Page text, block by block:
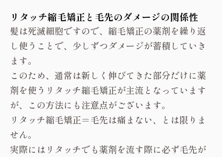
リタッチ縮毛矯正と毛先のダメージの関係性
髪は死滅細胞ですので、縮毛矯正の薬剤を繰り返
し使うことで、少しずつダメージが蓄積していき
ます。
このため、通常は新しく伸びてきた部分だけに薬
剤を使うリタッチ縮毛矯正が主流となっています
が、この方法にも注意点がございます。
リタッチ縮毛矯正＝毛先は痛まない、とは限りま
せん。
実際にはリタッチでも薬剤を流す際に必ず毛先が